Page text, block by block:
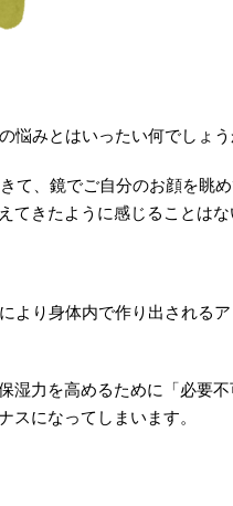
悩みとはいったい何でしょう
て、鏡でご自分のお顔を眺
てきたように感じることはな
より身体内で作り出される
湿力を高めるために「必要
スになってしまいます。